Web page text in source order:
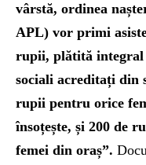
vârstă, ordinea
APL) vor primi
rupii, plătită
sociali acreditați din
rupii pentru orice
însoțește, și 200 de
femei din oraș”.